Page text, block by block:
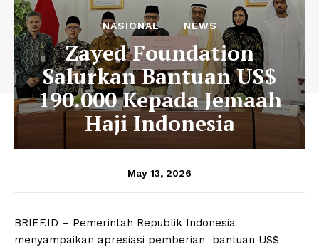
NASIONAL NEWS
Zayed Foundation
Salurkan Bantuan US$
190.000 Kepada Jemaah
Haji Indonesia
May 13, 2026
BRIEF.ID – Pemerintah Republik Indonesia
menyampaikan apresiasi pemberian bantuan US$